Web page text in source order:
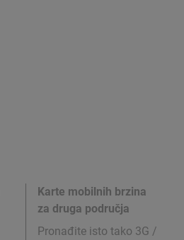
Karte mobilnih brzina
za druga područja
Pronađite isto tako 3G /